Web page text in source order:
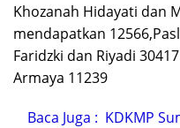
Khozanah Hidayati dan
mendapatkan
Faridzki dan Riyadi
Armaya 11239
Baca Juga : KDKMP